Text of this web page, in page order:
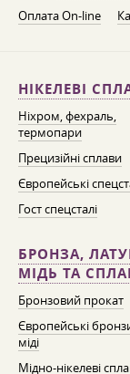
Оплата On-line
НІКЕЛЕВІ
Ніхром, фехраль,
термопари
Прецизійні сплави
Європейські
Гост спецсталі
БРОНЗА,
МІДЬ ТА
Бронзовий прокат
Європейські
міді
Мідно-нікелеві